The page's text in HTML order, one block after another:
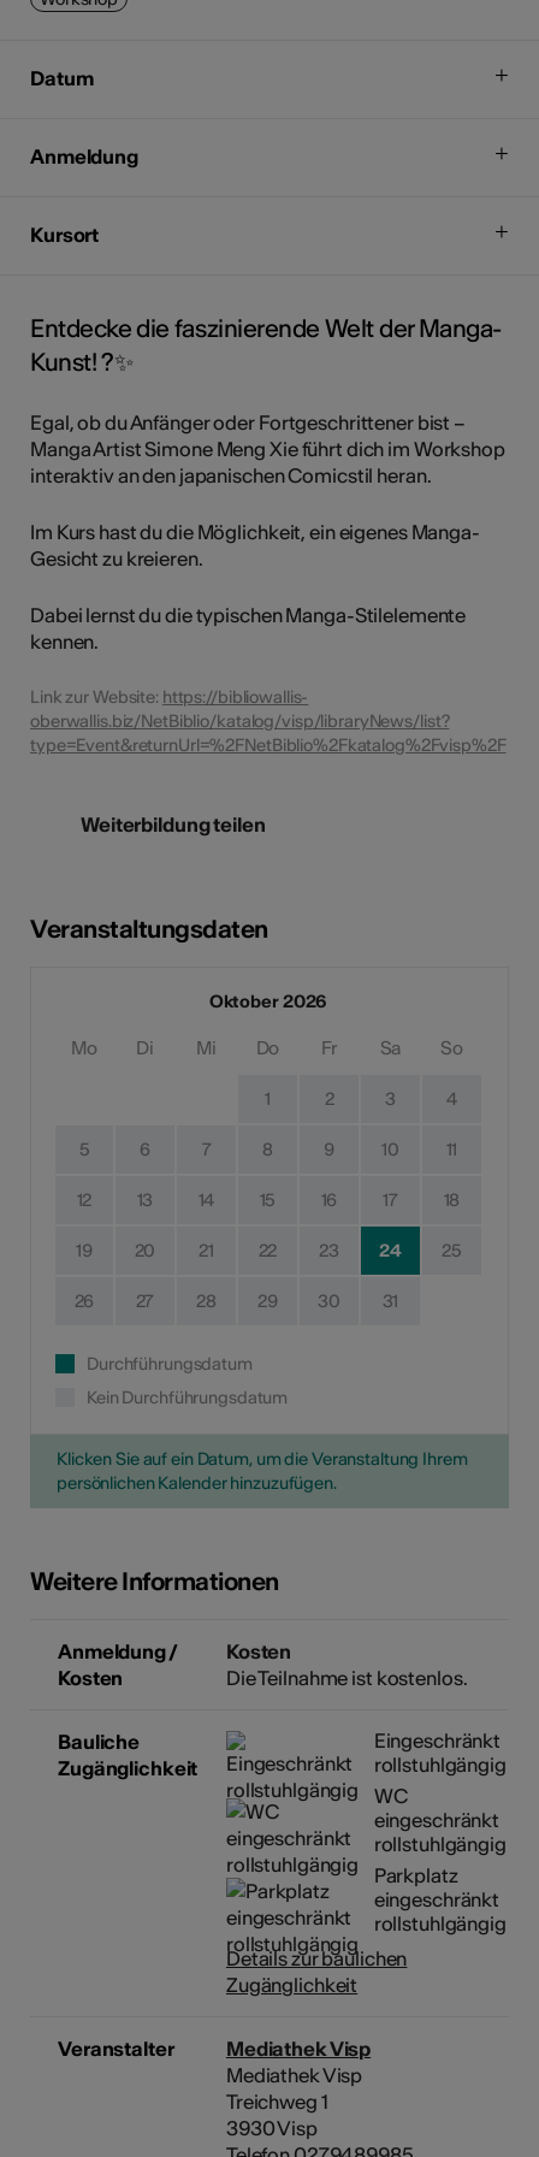
Datum
Anmeldung
Kursort
Entdecke die faszinierende Welt der Manga-
Kunst! ?✨
Egal, ob du Anfänger oder Fortgeschrittener bist –
Manga Artist Simone Meng Xie führt dich im Workshop
interaktiv an den japanischen Comicstil heran.
Im Kurs hast du die Möglichkeit, ein eigenes Manga-
Gesicht zu kreieren.
Dabei lernst du die typischen Manga-Stilelemente
kennen.
Link zur Website: https://bibliowallis-
oberwallis.biz/NetBiblio/katalog/visp/libraryNews/list?
type=Event&returnUrl=%2FNetBiblio%2Fkatalog%2Fvisp%2F
Weiterbildung teilen
Veranstaltungsdaten
Oktober 2026
Mo Di Mi Do Fr Sa So
1 2 3 4
5 6 7 8 9 10 11
12 13 14 15 16 17 18
19 20 21 22 23 24 25
26 27 28 29 30 31
Durchführungsdatum
Kein Durchführungsdatum
Klicken Sie auf ein Datum, um die Veranstaltung Ihrem
persönlichen Kalender hinzuzufügen.
Weitere Informationen
Anmeldung /
Kosten
Kosten
Die Teilnahme ist kostenlos.
Bauliche
Zugänglichkeit
Eingeschränkt
rollstuhlgängig
WC
eingeschränkt
rollstuhlgängig
Parkplatz
eingeschränkt
rollstuhlgängig
Details zur baulichen
Zugänglichkeit
Veranstalter
Mediathek Visp
Mediathek Visp
Treichweg 1
3930 Visp